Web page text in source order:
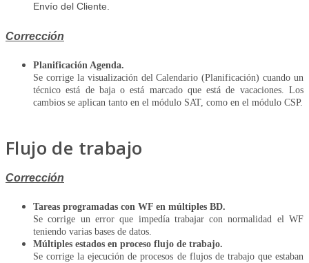
Envío del Cliente.
Corrección
Planificación Agenda.
Se corrige la visualización del Calendario (Planificación) cuando un
técnico está de baja o está marcado que está de vacaciones. Los
cambios se aplican tanto en el módulo SAT, como en el módulo CSP.
Flujo de trabajo
Corrección
Tareas programadas con WF en múltiples BD.
Se corrige un error que impedía trabajar con normalidad el WF
teniendo varias bases de datos.
Múltiples estados en proceso flujo de trabajo.
Se corrige la ejecución de procesos de flujos de trabajo que estaban